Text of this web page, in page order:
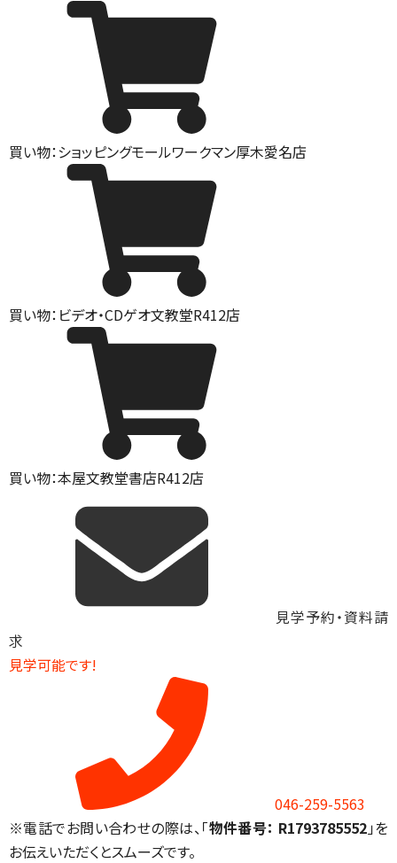
買い物：ショッピングモールワークマン厚木愛名店
買い物：ビデオ・CDゲオ文教堂R412店
買い物：本屋文教堂書店R412店
見学予約・資料請
求
見学可能です!
046-259-5563
※電話でお問い合わせの際は、「物件番号： R1793785552」を
お伝えいただくとスムーズです。